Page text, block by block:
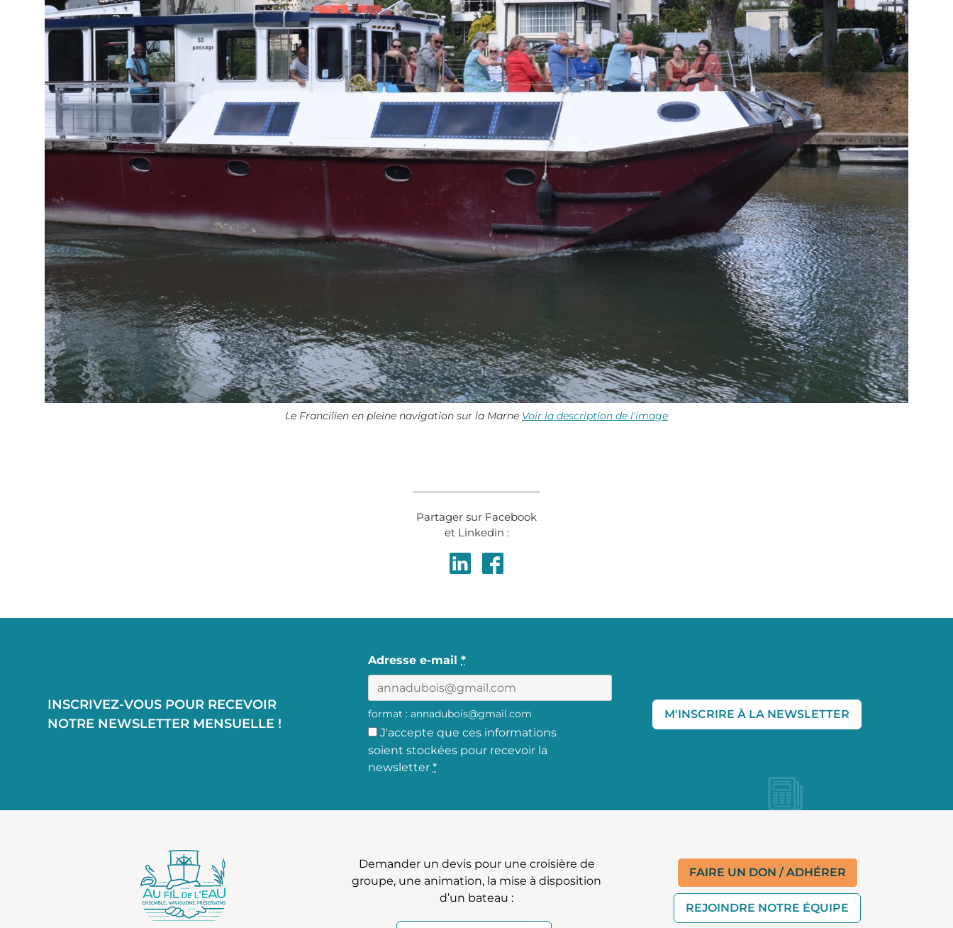
Le Francilien en pleine navigation sur la Marne Voir la description de l'image
Partager sur Facebook
et Linkedin :
Partager
LinkedIn
Partager
Facebook
INSCRIVEZ-VOUS POUR RECEVOIR
NOTRE NEWSLETTER MENSUELLE !
Adresse e-mail *
format : annadubois@gmail.com
J'accepte que ces informations
soient stockées pour recevoir la
newsletter *
M'INSCRIRE À LA NEWSLETTER
Demander un devis pour une croisière de
groupe, une animation, la mise à disposition
d’un bateau :
FAIRE UN DON / ADHÉRER
REJOINDRE NOTRE ÉQUIPE